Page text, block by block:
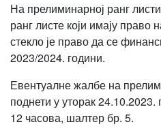
На прелиминарној ранг
ранг листе који имају
стекло је право да се
2023/2024. години.
Евентуалне жалбе на
поднети у уторак
12 часова, шалтер бр. 5.